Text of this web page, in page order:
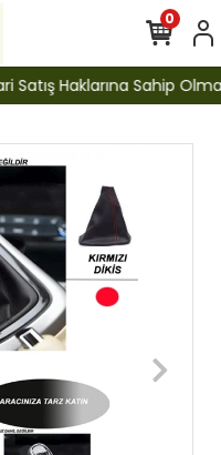
Haklarına Sahip
0